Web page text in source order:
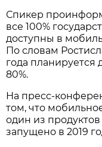
Спикер
все 100%
доступны в
По словам
года планируется
80%.
На пресс-
том, что
один из
запущено в 2019